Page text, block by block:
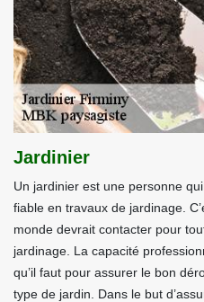
Jardinier
Un jardinier est une personne
fiable en travaux de jardinage.
monde devrait contacter pour
jardinage. La capacité
qu’il faut pour assurer le bon
type de jardin. Dans le but